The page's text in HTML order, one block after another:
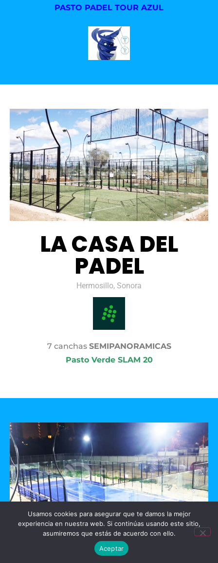
PASTO PADEL TOUR AZUL
LA CASA DEL
PADEL
Hermosillo, Sonora
7 canchas SEMIPANORAMICAS
Pasto Verde SLAM 20
Usamos cookies para asegurar que te damos la mejor
experiencia en nuestra web. Si continúas usando este sitio,
asumiremos que estás de acuerdo con ello.
Aceptar